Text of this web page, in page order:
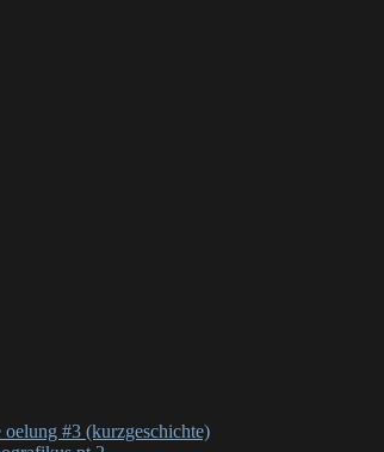
oelung #3 (kurzgeschichte)